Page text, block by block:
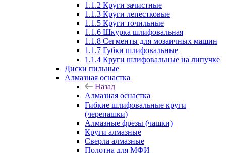
1.1.2 Круги зачистные
1.1.3 Круги лепестковые
1.1.5 Круги точильные
1.1.6 Шкурка шлифовальная
1.1.8 Сегменты для мозаичных машин
1.1.7 Губки шлифовальные
1.1.4 Круги шлифовальные на липучке
Диски пильные
Алмазная оснастка
Назад
Алмазная оснастка
Гибкие шлифовальные круги
(черепашки)
Алмазные фрезы (чашки)
Круги алмазные
Сверла алмазные
Полотна для МФИ